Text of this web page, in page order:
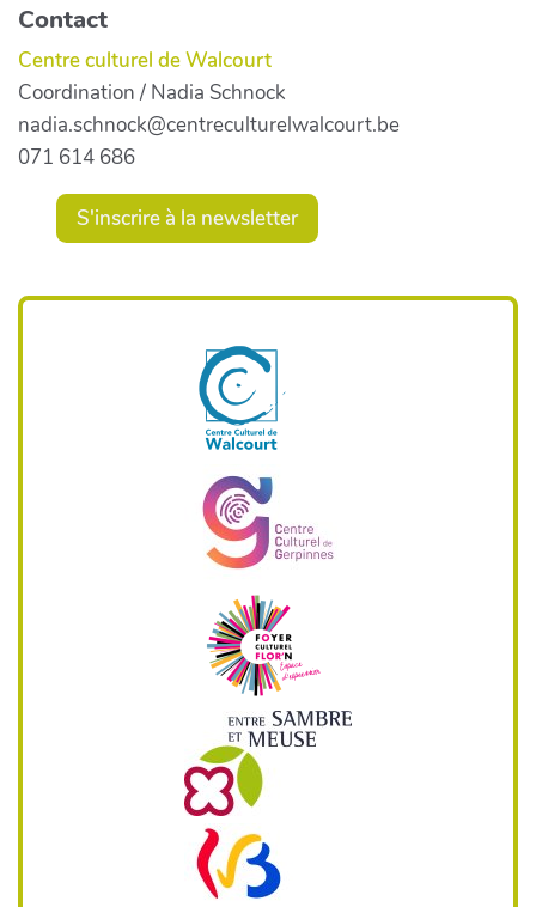
Contact
Centre culturel de Walcourt
Coordination / Nadia Schnock
nadia.schnock@centreculturelwalcourt.be
071 614 686
S'inscrire à la newsletter